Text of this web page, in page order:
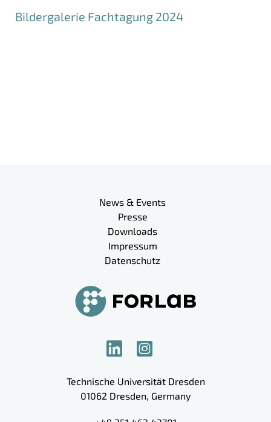
Bildergalerie Fachtagung 2024
News & Events
Presse
Downloads
Impressum
Datenschutz
Technische Universität Dresden
01062 Dresden Germany